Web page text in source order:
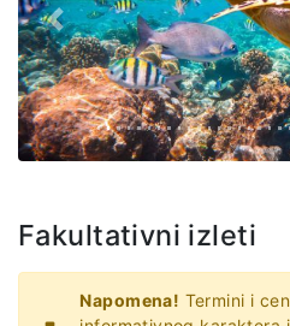
Prethodno
Fakultativni izleti
Napomena! Termini i